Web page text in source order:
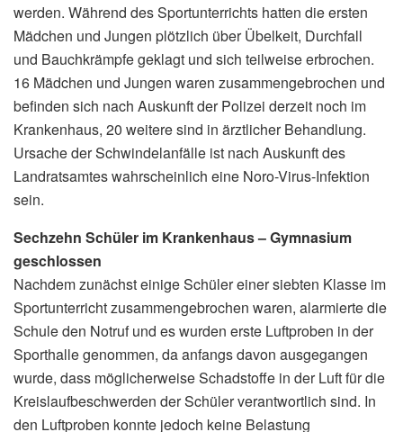
werden. Während des Sportunterrichts hatten die ersten
Mädchen und Jungen plötzlich über Übelkeit, Durchfall
und Bauchkrämpfe geklagt und sich teilweise erbrochen.
16 Mädchen und Jungen waren zusammengebrochen und
befinden sich nach Auskunft der Polizei derzeit noch im
Krankenhaus, 20 weitere sind in ärztlicher Behandlung.
Ursache der Schwindelanfälle ist nach Auskunft des
Landratsamtes wahrscheinlich eine Noro-Virus-Infektion
sein.
Sechzehn Schüler im Krankenhaus – Gymnasium
geschlossen
Nachdem zunächst einige Schüler einer siebten Klasse im
Sportunterricht zusammengebrochen waren, alarmierte die
Schule den Notruf und es wurden erste Luftproben in der
Sporthalle genommen, da anfangs davon ausgegangen
wurde, dass möglicherweise Schadstoffe in der Luft für die
Kreislaufbeschwerden der Schüler verantwortlich sind. In
den Luftproben konnte jedoch keine Belastung